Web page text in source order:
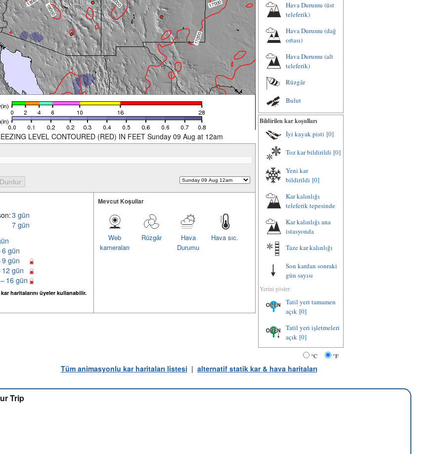
LEVEL CONTOURED (RED) IN FEET Sunday 09 Aug at 12am
3 gün
7 gün
6 gün
9 gün
12 gün
16 gün
haritalarını üyeler kullanabilir.
Mevcut Koşullar
Hava sıc.
Hava
Durumu
Rüzgâr
Web
kameraları
Hava Durumu (üst
teleferik)
Hava Durumu (dağ
ortası)
Hava Durumu (alt
teleferik)
Rüzgâr
Bulut
Bildirilen kar koşulları
İyi kayak pisti [0]
Toz kar bildirildi [0]
Yeni kar
bildirildi [0]
Kar kalınlığı
teleferik tepesinde
Kar kalınlığı ana
istasyonda
Taze kar kalınlığı
Son kardan sonraki
gün sayısı
Yerini göster:
Tatil yeri tamamen
açık [0]
Tatil yeri işletmeleri
açık [0]
°C °F
Tüm animasyonlu kar haritaları listesi | alternatif statik kar & hava haritaları
Trip